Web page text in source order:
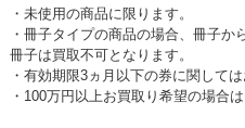
・未使用の商品に限ります。
・冊子タイプの商品の場合、冊子
冊子は買取不可となります。
・有効期限3ヵ月以下の券に関して
・100万円以上お買取り希望の場合